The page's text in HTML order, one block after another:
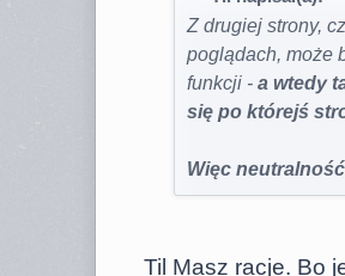
Z drugiej strony,
poglądach, może
funkcji - a wtedy
się po którejś
Więc
Til Masz racje. Bo